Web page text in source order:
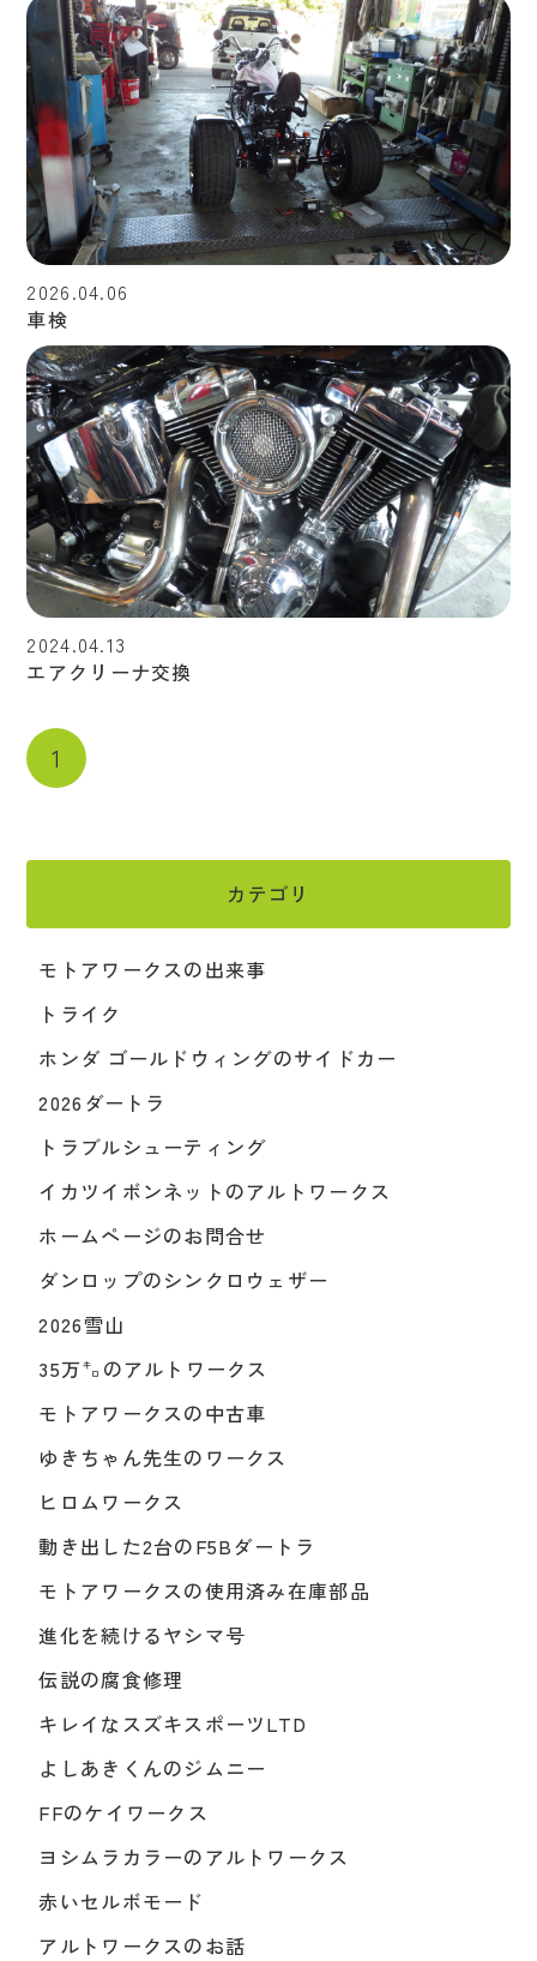
2026.04.06
車検
2024.04.13
エアクリーナ交換
1
カテゴリ
モトアワークスの出来事
トライク
ホンダ ゴールドウィングのサイドカー
2026ダートラ
トラブルシューティング
イカツイボンネットのアルトワークス
ホームページのお問合せ
ダンロップのシンクロウェザー
2026雪山
35万㌔のアルトワークス
モトアワークスの中古車
ゆきちゃん先生のワークス
ヒロムワークス
動き出した2台のF5Bダートラ
モトアワークスの使用済み在庫部品
進化を続けるヤシマ号
伝説の腐食修理
キレイなスズキスポーツLTD
よしあきくんのジムニー
FFのケイワークス
ヨシムラカラーのアルトワークス
赤いセルボモード
アルトワークスのお話